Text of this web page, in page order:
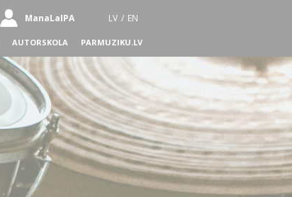
ManaLaIPA LV / EN
AUTORSKOLA PARMUZIKU.LV